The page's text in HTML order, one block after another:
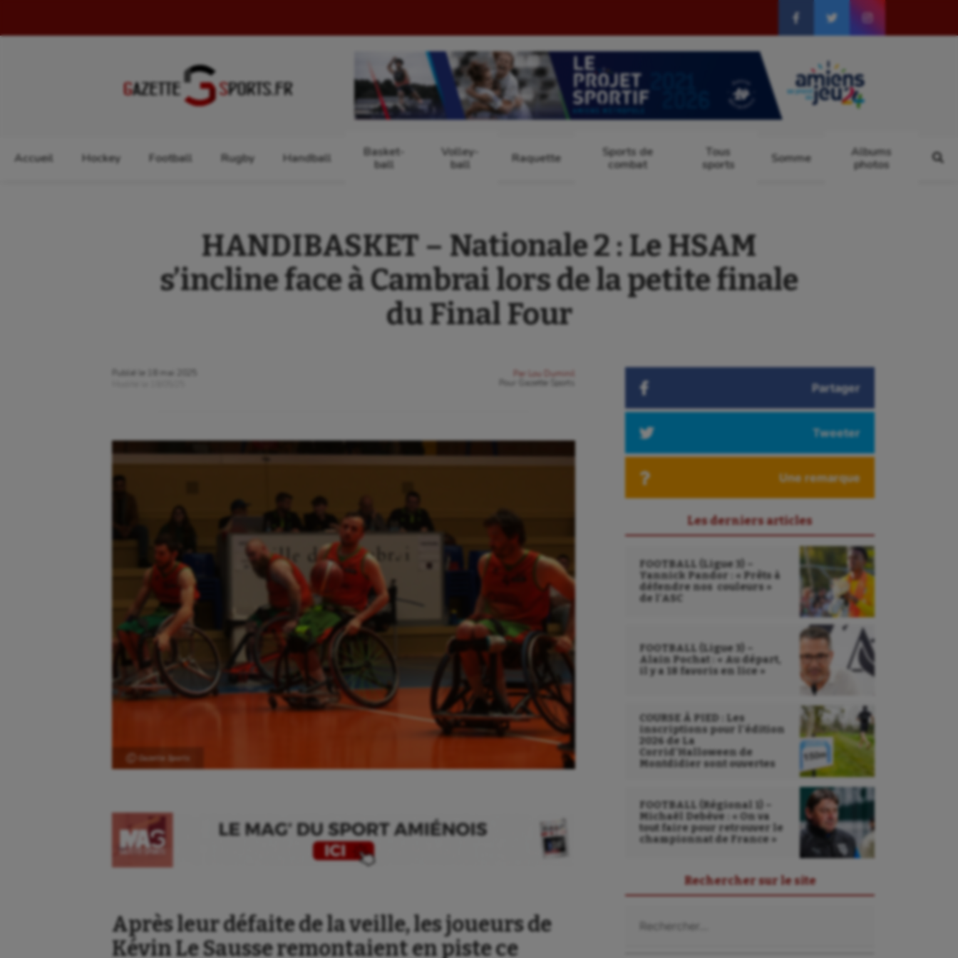
Accueil Hockey Football Rugby Handball
Basket-
ball
Volley-
ball
Raquette
Sports de
combat
Tous
sports
Somme
Albums
photos
HANDIBASKET – Nationale 2 : Le HSAM
s’incline face à Cambrai lors de la petite finale
du Final Four
Publié le
18 mai 2025
Par
Lou Duminil
Gazette Sports
Ⓒ Gazette Sports
Après leur défaite de la veille, les joueurs de
Kévin Le Sausse remontaient en piste ce
Partager
Tweeter
Une remarque
Les derniers articles
FOOTBALL (Ligue 3) –
Yannick Pandor : « Prêts à
défendre nos couleurs »
de l’ASC
FOOTBALL (Ligue 3) –
Alain Pochat : « Au départ,
il y a 18 favoris en lice »
COURSE À PIED : Les
inscriptions pour l’édition
2026 de La
Corrid’Halloween de
Montdidier sont ouvertes
FOOTBALL (Régional 1) –
Michaël Debève : « On va
tout faire pour retrouver le
championnat de France »
Rechercher sur le site